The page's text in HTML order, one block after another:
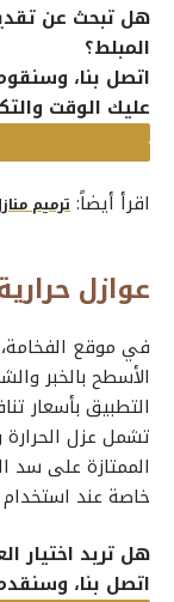
هل تبحث عن
المبلط؟
اتصل بنا،
عليك الوقت
اقرأ أيضاً: ترميم
عوازل
في موقع
الأسطح بالخبر
التطبيق بأسعار
تشمل عزل الحرارة
الممتازة على
خاصة عند
هل تريد اختيار
اتصل بنا،